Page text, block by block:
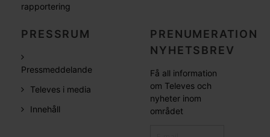
rapportering
PRESSRUM
Pressmeddelande
Televes i media
Innehåll
PRENUMERATION
NYHETSBREV
Få all information
om Televes och
nyheter inom
området